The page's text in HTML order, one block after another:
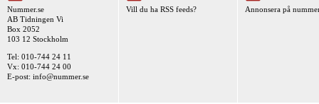
Nummer.se
AB Tidningen Vi
Box 2052
103 12 Stockholm
Tel: 010-744 24 11
Vx: 010-744 24 00
E-post: info@nummer.se
Vill du ha RSS feeds? Annonsera på